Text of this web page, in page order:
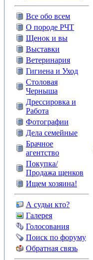
Все обо всем
О породе РЧТ
Щенок и вы
Выставки
Ветеринария
Гигиена и Уход
Столовая
Черныша
Дрессировка и
Работа
Фотографии
Дела семейные
Брачное
агентство
Покупка/
Продажа щенков
Ищем хозяина!
А судьи кто?
Галерея
Голосования
Поиск по форуму
Обратная связь